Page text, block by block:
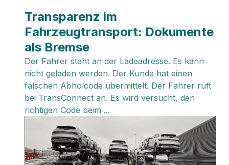
Transparenz im
Fahrzeugtransport: Dokumente
als Bremse
Der Fahrer steht an der Ladeadresse. Es kann
nicht geladen werden. Der Kunde hat einen
falschen Abholcode übermittelt. Der Fahrer ruft
bei TransConnect an. Es wird versucht, den
richtigen Code beim ...